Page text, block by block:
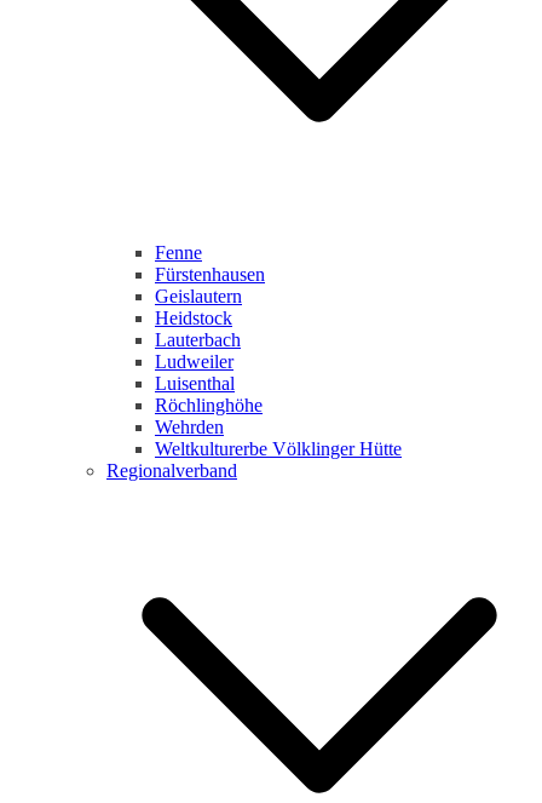
Fenne
Fürstenhausen
Geislautern
Heidstock
Lauterbach
Ludweiler
Luisenthal
Röchlinghöhe
Wehrden
Weltkulturerbe Völklinger Hütte
Regionalverband